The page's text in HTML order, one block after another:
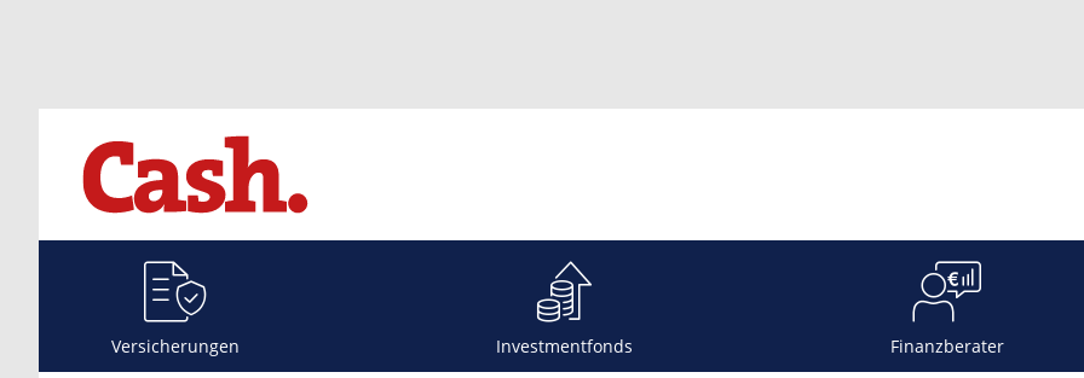
Versicherungen Investmentfonds Finanzberater